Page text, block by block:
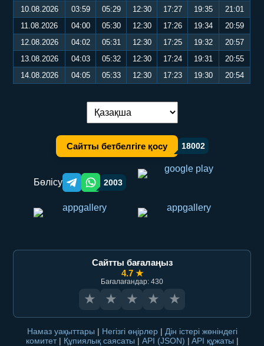
10.08.2026
03:59 05:29 12:30 17:27 19:35
21:01
11.08.2026
04:00 05:30 12:30 17:26 19:34
20:59
12.08.2026
04:02 05:31 12:30 17:25 19:32
20:57
13.08.2026
04:03 05:32 12:30 17:24 19:31
20:55
14.08.2026
04:05 05:33 12:30 17:23 19:30 20:54
Тілді ауыстыру:
Сайтты бетбелгіге қосу 18002
Бөлісу Telegram orqali ulashish
WhatsApp orqali ulashish
2003
Сайтты бағалаңыз
4.7 ★
Бағалағандар: 430
★ ★ ★ ★ ★
Намаз уақыттары | Негізгі өңірлер | Дін істері жөніндегі
комитет | Құпиялық саясаты | API (JSON) | API құжаты |